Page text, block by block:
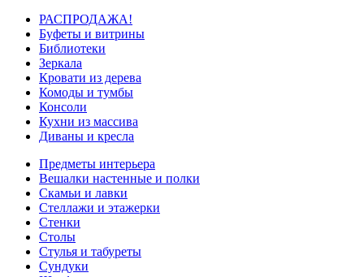
РАСПРОДАЖА!
Буфеты и витрины
Библиотеки
Зеркала
Кровати из дерева
Комоды и тумбы
Консоли
Кухни из массива
Диваны и кресла
Предметы интерьера
Вешалки настенные и полки
Скамьи и лавки
Стеллажи и этажерки
Стенки
Столы
Стулья и табуреты
Сундуки